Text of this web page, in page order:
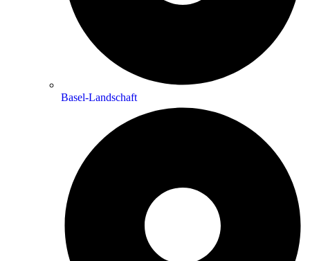
Basel-Landschaft